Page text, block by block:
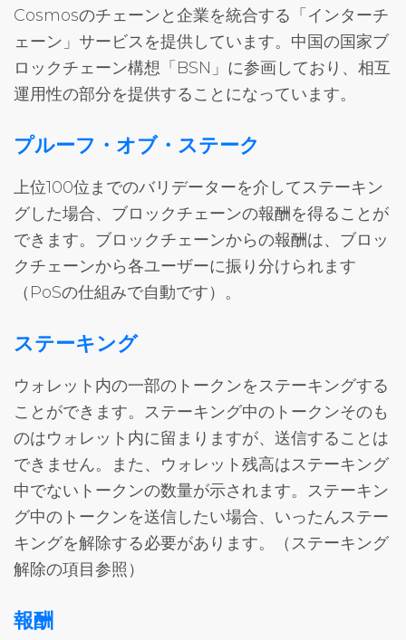
Cosmosのチェーンと企業を統合する「インターチ
ェーン」サービスを提供しています。中国の国家ブ
ロックチェーン構想「BSN」に参画しており、相互
運用性の部分を提供することになっています。
プルーフ・オブ・ステーク
上位100位までのバリデーターを介してステーキン
グした場合、ブロックチェーンの報酬を得ることが
できます。ブロックチェーンからの報酬は、ブロッ
クチェーンから各ユーザーに振り分けられます
（PoSの仕組みで自動です）。
ステーキング
ウォレット内の一部のトークンをステーキングする
ことができます。ステーキング中のトークンそのも
のはウォレット内に留まりますが、送信することは
できません。また、ウォレット残高はステーキング
中でないトークンの数量が示されます。ステーキン
グ中のトークンを送信したい場合、いったんステー
キングを解除する必要があります。（ステーキング
解除の項目参照）
報酬